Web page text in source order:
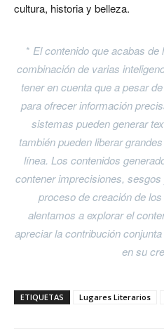
cultura, historia y belleza.
* El contenido que acabas
combinación de varias
tener en cuenta que a pesar
para ofrecer información
sistemas pueden generar
también pueden liberar
línea. Los contenidos
contener imprecisiones,
proceso de creación de
alentamos a explorar el
apreciar la contribución
en su
ETIQUETAS Lugares Literarios